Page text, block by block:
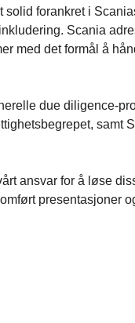
forankret i
Scania
med det formål å
due diligence-
samt
ansvar for å løse
presentasjoner